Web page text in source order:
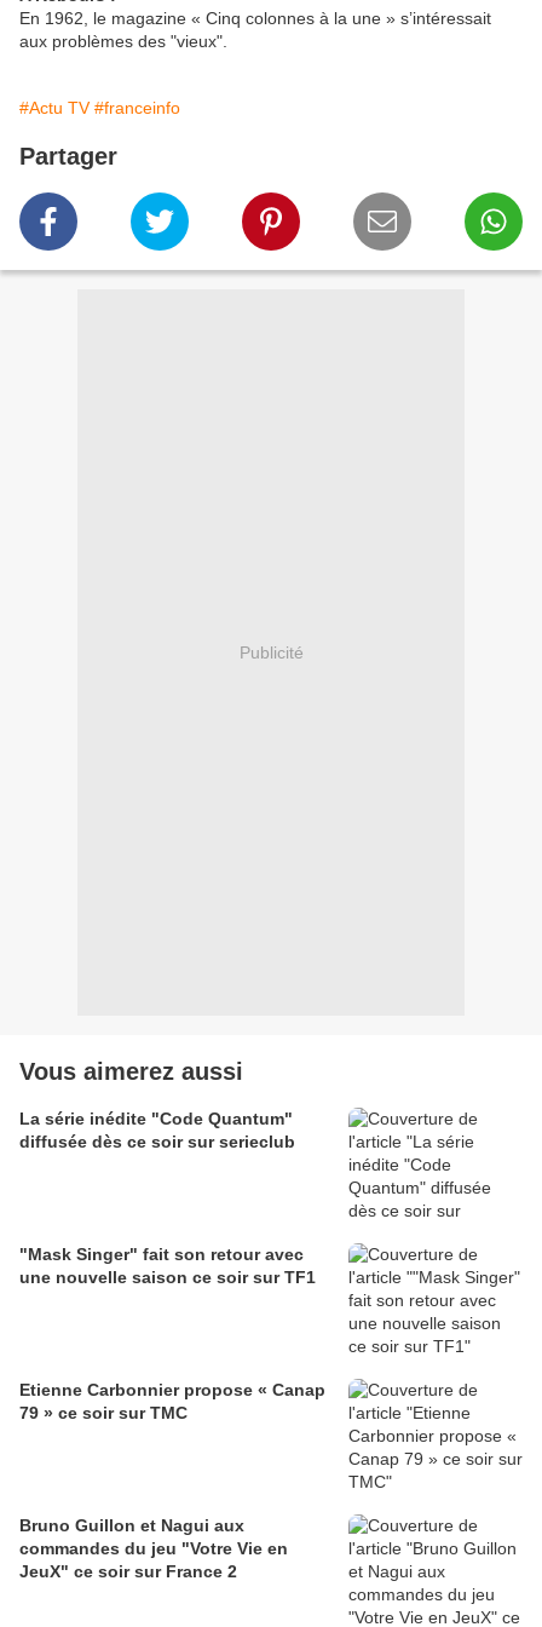
En 1962, le magazine « Cinq colonnes à la une » s’intéressait
aux problèmes des "vieux".
#Actu TV #franceinfo
Partager
Publicité
Vous aimerez aussi
La série inédite "Code Quantum"
diffusée dès ce soir sur serieclub
"Mask Singer" fait son retour avec
une nouvelle saison ce soir sur TF1
Etienne Carbonnier propose « Canap
79 » ce soir sur TMC
Bruno Guillon et Nagui aux
commandes du jeu "Votre Vie en
JeuX" ce soir sur France 2